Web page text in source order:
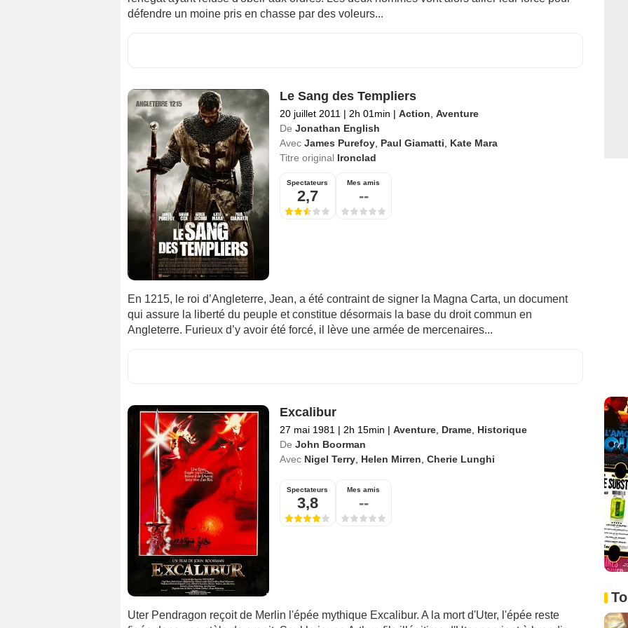
défendre un moine pris en chasse par des voleurs...
Le Sang des Templiers
20 juillet 2011 | 2h 01min | Action Aventure
De Jonathan English
Avec James Purefoy, Paul Giamatti
Kate Mara
Titre original Ironclad
Spectateurs
2,7
Mes amis
--
En 1215, le roi d’Angleterre, Jean, a été contraint de signer la Magna Carta, un document
qui assure la liberté du peuple et constitue désormais la base du droit commun en
Angleterre. Furieux d’y avoir été forcé, il lève une armée de mercenaires...
Excalibur
27 mai 1981 | 2h 15min | Aventure, Drame, Historique
De John Boorman
Avec Nigel Terry, Helen Mirren Cherie Lunghi
Spectateurs
3,8
Mes amis
--
Uter Pendragon reçoit de Merlin l'épée mythique Excalibur. A la mort d'Uter, l'épée reste